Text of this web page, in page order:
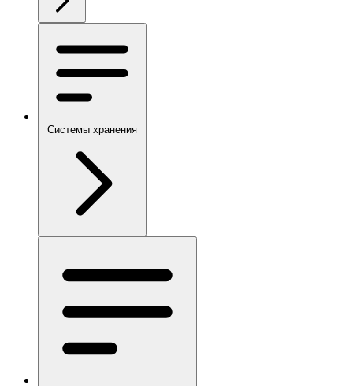
Системы хранения